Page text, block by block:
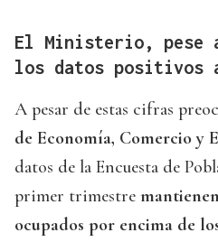
El Ministerio, pese
los datos positivos
A pesar de estas cifras
de Economía, Comercio y
datos de la Encuesta de
primer trimestre
ocupados por encima de